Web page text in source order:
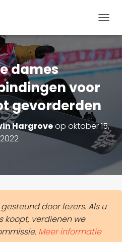
A
A
G
G
L
dames
voor
gevorderden
Hargroveop oktober 15,
2022
door lezers. Als u
koopt, verdienen we
Meer informatie